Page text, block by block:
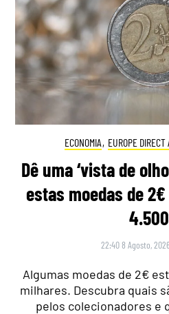
ECONOMIA, EUROPE DIRECT
Dê uma ‘vista de
estas moedas de
22:40 8 Agosto, 2026
Algumas moedas de 2€
milhares. Descubra quais
pelos colecionadores e